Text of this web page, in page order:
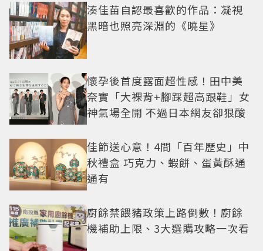
湊佳苗自認最喜歡的作品：凝視
黑暗也照亮深淵的《曉星》
懷孕後首度露面超性感！田中美
奈實「大裸背+腳踩超高跟鞋」女
神氣場全開 不過日本網友卻狠酸
佳節送心意！4間「百年歷史」中
秋禮盒 巧克力、蝦餅、蛋黃酥通
通有
廚餘禁餵豬政策上路倒數！廚餘
機補助上限、3大選購攻略一次看